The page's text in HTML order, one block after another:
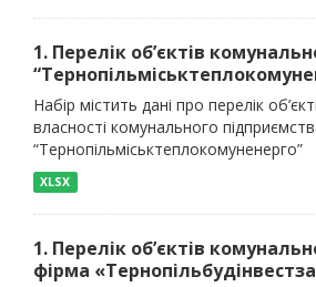
1. Перелік об’єктів
Набір містить дані про перелік
власності комунального
“Тернопільміськтеплокомуненерго”
XLSX
1. Перелік об’єктів
фірма